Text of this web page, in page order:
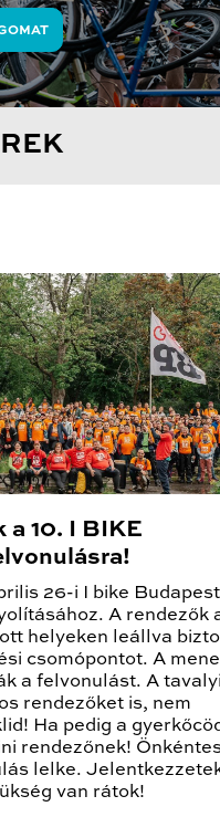
a 10. I BIKE
26-i I bike Budapest
A rendezők
helyeken leállva
csomópontot. A
a felvonulást. A
rendezőket is, nem
Ha pedig a
rendezőnek!
lelke.
van rátok!